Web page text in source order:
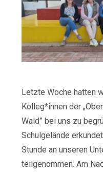
Letzte Woche hatten
Kolleg*innen der
Wald” bei uns zu
Schulgelände
Stunde an unseren
teilgenommen. Am